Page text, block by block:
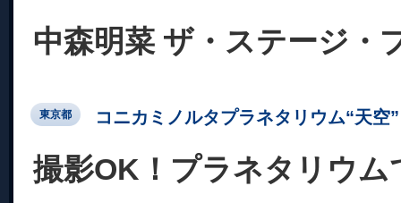
中森明菜 ザ・ステージ・
東京都 コニカミノルタプラネタリウム“天
撮影OK！プラネタリウム